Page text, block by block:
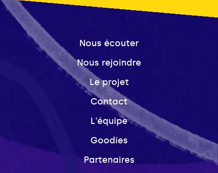
Nous écouter
Nous rejoindre
Le projet
Contact
L'équipe
Goodies
Partenaires